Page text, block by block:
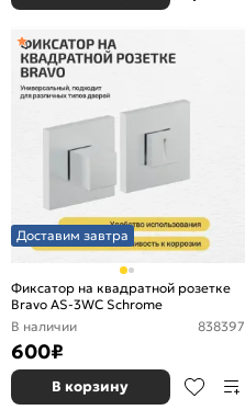
Доставим завтра
Фиксатор на квадратной розетке
Bravo AS-3WC Schrome
В наличии
838397
600₽
В корзину